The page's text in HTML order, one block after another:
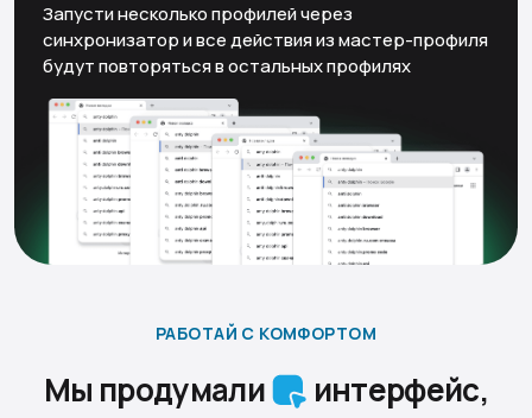
Запусти несколько профилей через
синхронизатор и все действия из мастер-профиля
будут повторяться в остальных профилях
РАБОТАЙ С КОМФОРТОМ
Мы продумали
интерфейс,